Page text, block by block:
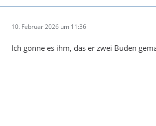
10. Februar 2026 um 11:36
Ich gönne es ihm, das er zwei Buden